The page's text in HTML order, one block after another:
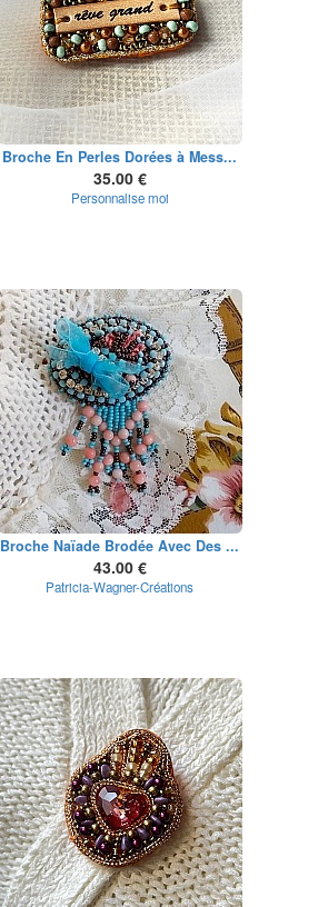
Broche En Perles Dorées à Mess...
35.00 €
Personnalise moi
Broche Naïade Brodée Avec Des ...
43.00 €
Patricia-Wagner-Créations